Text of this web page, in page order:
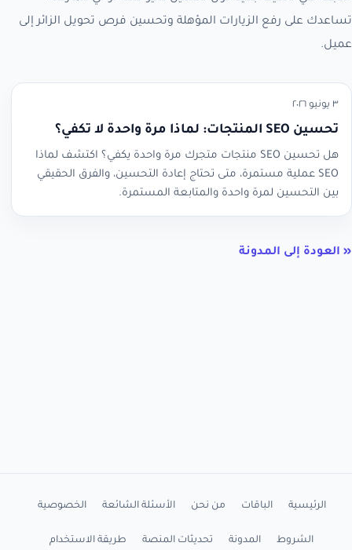
تساعدك على رفع الزيارات المؤهلة وتحسين فرص تحويل الزائر إلى
عميل.
٣ يونيو ٢٠٢٦
تحسين SEO المنتجات: لماذا مرة واحدة لا تكفي؟
هل تحسين SEO منتجات متجرك مرة واحدة يكفي؟ اكتشف لماذا
SEO عملية مستمرة، متى تحتاج إعادة التحسين، والفرق الحقيقي
بين التحسين لمرة واحدة والمتابعة المستمرة.
« العودة إلى المدونة
الرئيسية الباقات من نحن الأسئلة الشائعة الخصوصية
الشروط المدونة تحديثات المنصة طريقة الاستخدام